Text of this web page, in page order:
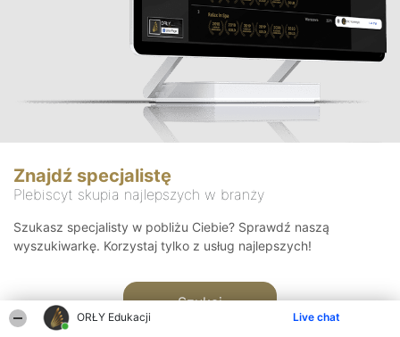
ORŁY Edukacji Live chat
Znajdź specjalistę
Plebiscyt skupia najlepszych w branży
Szukasz specjalisty w pobliżu Ciebie? Sprawdź naszą
wyszukiwarkę. Korzystaj tylko z usług najlepszych!
Szukaj